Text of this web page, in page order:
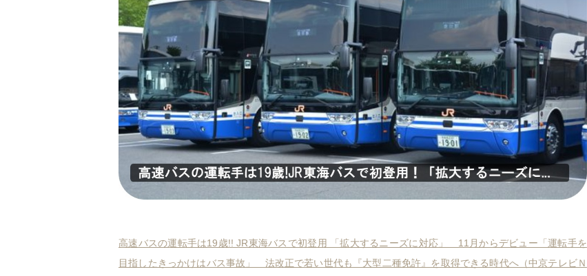
高速バスの運転手は19歳!! JR東海バスで初登用 「拡大するニーズに対応」 11月からデビュー「運転手を
目指したきっかけはバス事故」 法改正で若い世代も『大型二種免許』を取得できる時代へ（中京テレビＮ